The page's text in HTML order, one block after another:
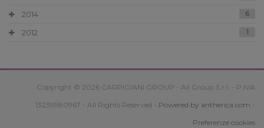
2014 6
2012 1
Copyright © 2026 CARPIGIANI GROUP - Ali Group S.r.l. - P.IVA
13239980967 - All Rights Reserved - Powered by antherica.com -
Preferenze cookies